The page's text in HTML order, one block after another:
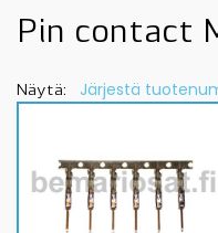
Pin contact
Näytä: